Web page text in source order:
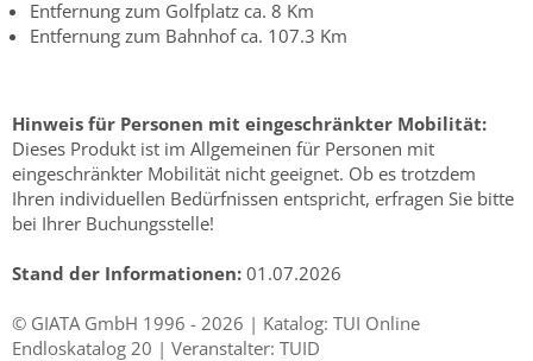
Entfernung zum Golfplatz ca. 8 Km
Entfernung zum Bahnhof ca. 107.3 Km
Hinweis für Personen mit eingeschränkter Mobilität:
Dieses Produkt ist im Allgemeinen für Personen mit
eingeschränkter Mobilität nicht geeignet. Ob es trotzdem
Ihren individuellen Bedürfnissen entspricht, erfragen Sie bitte
bei Ihrer Buchungsstelle!
Stand der Informationen: 01.07.2026
© GIATA GmbH 1996 - 2026 | Katalog: TUI Online
Endloskatalog 20 | Veranstalter: TUID